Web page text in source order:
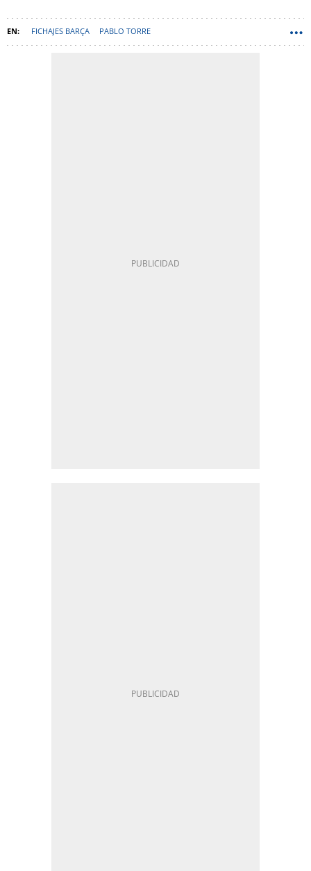
FICHAJES BARÇA PABLO TORRE